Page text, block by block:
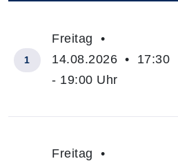
1
Freitag •
14.08.2026 • 17:30
- 19:00 Uhr
Freitag •